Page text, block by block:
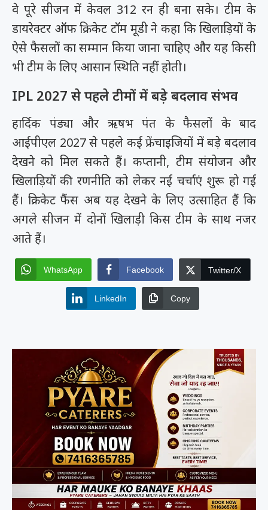
वे पूरे सीजन में केवल 312 रन ही बना सके। टीम के
डायरेक्टर ऑफ क्रिकेट टॉम मूडी ने कहा कि खिलाड़ियों के
ऐसे फैसलों का सम्मान किया जाना चाहिए और यह किसी
भी टीम के लिए आसान स्थिति नहीं होती।
IPL 2027 से पहले टीमों में बड़े बदलाव संभव
हार्दिक पंड्या और ऋषभ पंत के फैसलों के बाद
आईपीएल 2027 से पहले कई फ्रेंचाइजियों में बड़े बदलाव
देखने को मिल सकते हैं। कप्तानी, टीम संयोजन और
खिलाड़ियों की रणनीति को लेकर नई चर्चाएं शुरू हो गई
हैं। क्रिकेट फैंस अब यह देखने के लिए उत्साहित हैं कि
अगले सीजन में दोनों खिलाड़ी किस टीम के साथ नजर
आते हैं।
WhatsApp Facebook Twitter/X
LinkedIn Copy